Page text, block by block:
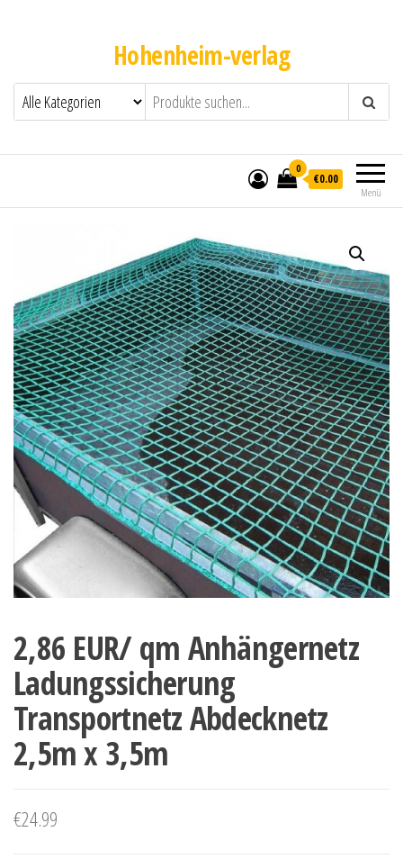
Hohenheim-verlag
Menü
0
€0.00
2,86 EUR/ qm Anhängernetz
Ladungssicherung
Transportnetz Abdecknetz
2,5m x 3,5m
€24.99